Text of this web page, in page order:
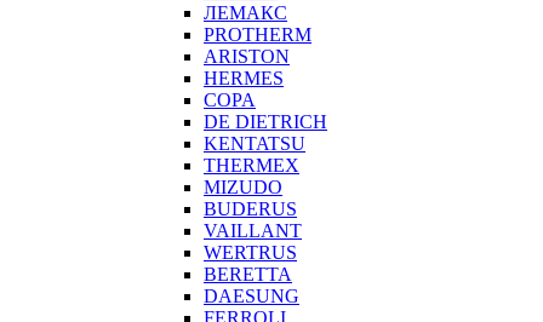
ЛЕМАКС
PROTHERM
ARISTON
HERMES
COPA
DE DIETRICH
KENTATSU
THERMEX
MIZUDO
BUDERUS
VAILLANT
WERTRUS
BERETTA
DAESUNG
FERROLI